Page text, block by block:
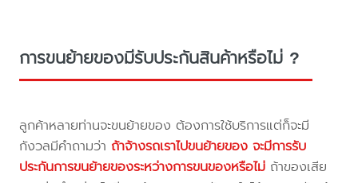
การขนย้ายของมีรับประกันสินค้าหรือไม่ ?
ลูกค้าหลายท่านจะขนย้ายของ ต้องการใช้บริการแต่ก็จะมี
กังวลมีคำถามว่า ถ้าจ้างรถเราไปขนย้ายของ จะมีการรับ
ประกันการขนย้ายของระหว่างการขนของหรือไม่ ถ้าของเสีย